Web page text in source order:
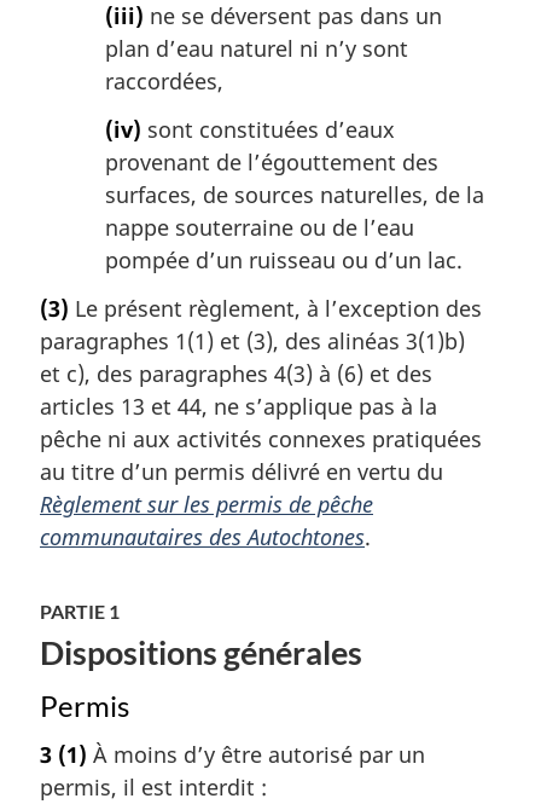
(iii) ne se déversent pas dans un
plan d’eau naturel ni n’y sont
raccordées,
(iv) sont constituées d’eaux
provenant de l’égouttement des
surfaces, de sources naturelles, de la
nappe souterraine ou de l’eau
pompée d’un ruisseau ou d’un lac.
(3) Le présent règlement, à l’exception des
paragraphes 1(1) et (3), des alinéas 3(1)b)
et c), des paragraphes 4(3) à (6) et des
articles 13 et 44, ne s’applique pas à la
pêche ni aux activités connexes pratiquées
au titre d’un permis délivré en vertu du
Règlement sur les permis de pêche
communautaires des Autochtones.
PARTIE 1
Dispositions générales
Permis
3 (1) À moins d’y être autorisé par un
permis, il est interdit :